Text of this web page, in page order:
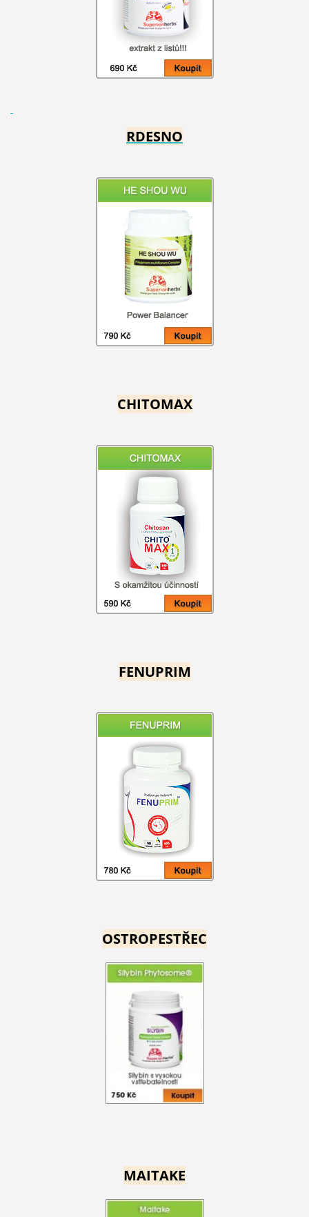
RDESNO
CHITOMAX
FENUPRIM
OSTROPESTŘEC
MAITAKE